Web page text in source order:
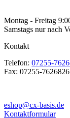
Montag - Freitag
Samstags nur nach
Kontakt
Telefon: 07255-
Fax: 07255-7626826
eshop@cx-basis.de
Kontaktformular